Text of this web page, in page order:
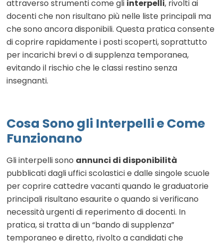
attraverso strumenti come gli interpelli, rivolti ai
docenti che non risultano più nelle liste principali ma
che sono ancora disponibili. Questa pratica consente
di coprire rapidamente i posti scoperti, soprattutto
per incarichi brevi o di supplenza temporanea,
evitando il rischio che le classi restino senza
insegnanti.
Cosa Sono gli Interpelli e Come
Funzionano
Gli interpelli sono annunci di disponibilità
pubblicati dagli uffici scolastici e dalle singole scuole
per coprire cattedre vacanti quando le graduatorie
principali risultano esaurite o quando si verificano
necessità urgenti di reperimento di docenti. In
pratica, si tratta di un “bando di supplenza”
temporaneo e diretto, rivolto a candidati che